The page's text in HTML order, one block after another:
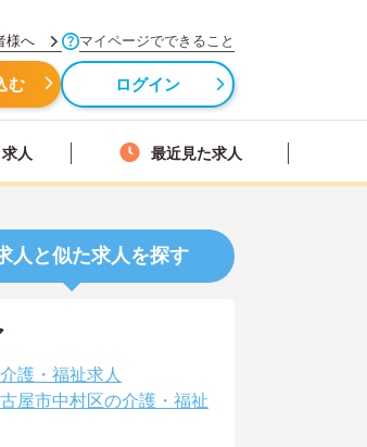
様へ マイページでできること
む ログイン
人 最近見た求人
人と似た求人を探す
護・福祉求人
屋市中村区の介護・福祉